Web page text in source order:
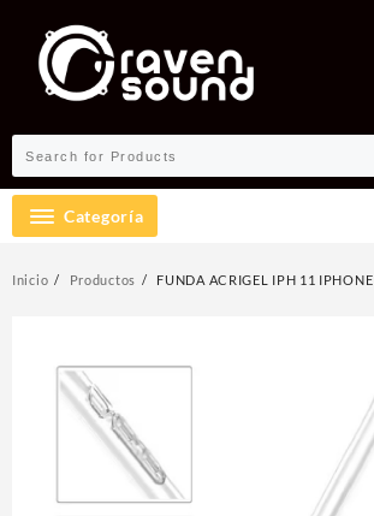
contenido
Categoría
Inicio Productos FUNDA ACRIGEL IPH 11 IPHONE